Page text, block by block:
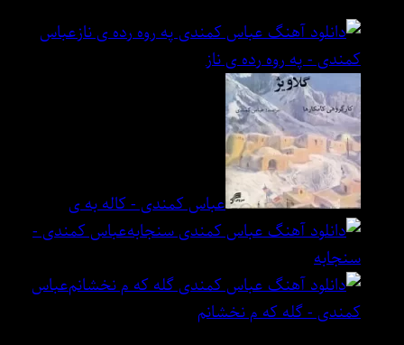
عباس
کمندی - په روه رده ی ناز
عباس کمندی - کاله به ی
عباس کمندی -
سنجابه
عباس
کمندی - گله که م نخشانم